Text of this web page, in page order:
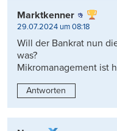
Marktkenner
29.07.2024 um 08:18
Will der Bankrat nun
was?
Mikromanagement ist
Antworten